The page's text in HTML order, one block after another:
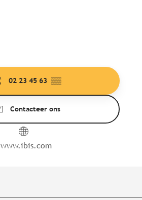
02 23 45 63 ▒▒
Contacteer ons
www.ibis.com